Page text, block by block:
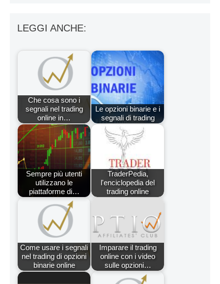
LEGGI ANCHE:
Che cosa sono i
segnali nel trading
online in…
Le opzioni binarie e i
segnali di trading
Sempre più utenti
utilizzano le
piattaforme di…
TraderPedia,
l'enciclopedia del
trading online
Come usare i segnali
nel trading di opzioni
binarie online
Imparare il trading
online con i video
sulle opzioni…